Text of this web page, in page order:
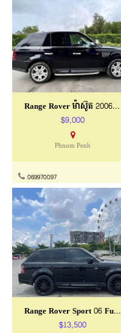
Range Rover ម៉ាស៊ូត 2006 Full Option
$9,000
Phnom Penh
069970097
Range Rover Sport 06 Full មាស៊ូត
$13,500